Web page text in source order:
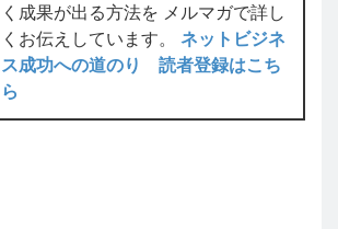
く成果が出る方法を メルマガで詳し
くお伝えしています。 ネットビジネ
ス成功への道のり 読者登録はこち
ら